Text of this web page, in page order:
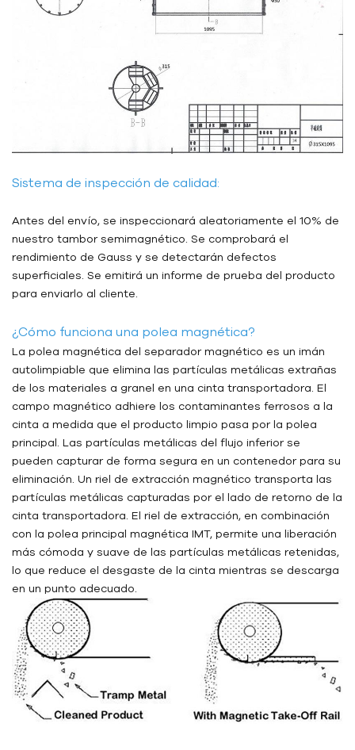
Sistema de inspección de calidad:
Antes del envío, se inspeccionará aleatoriamente el 10% de
nuestro tambor semimagnético. Se comprobará el
rendimiento de Gauss y se detectarán defectos
superficiales. Se emitirá un informe de prueba del producto
para enviarlo al cliente.
¿Cómo funciona una polea magnética?
La polea magnética del separador magnético es un imán
autolimpiable que elimina las partículas metálicas extrañas
de los materiales a granel en una cinta transportadora. El
campo magnético adhiere los contaminantes ferrosos a la
cinta a medida que el producto limpio pasa por la polea
principal. Las partículas metálicas del flujo inferior se
pueden capturar de forma segura en un contenedor para su
eliminación. Un riel de extracción magnético transporta las
partículas metálicas capturadas por el lado de retorno de la
cinta transportadora. El riel de extracción, en combinación
con la polea principal magnética IMT, permite una liberación
más cómoda y suave de las partículas metálicas retenidas,
lo que reduce el desgaste de la cinta mientras se descarga
en un punto adecuado.